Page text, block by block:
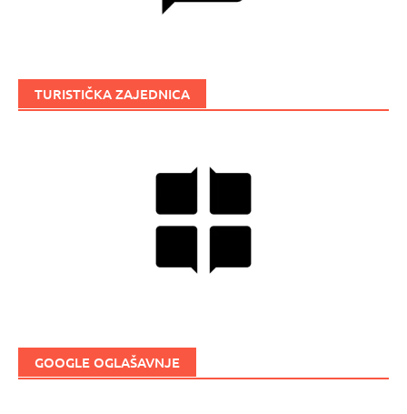
TURISTIČKA ZAJEDNICA
GOOGLE OGLAŠAVNJE